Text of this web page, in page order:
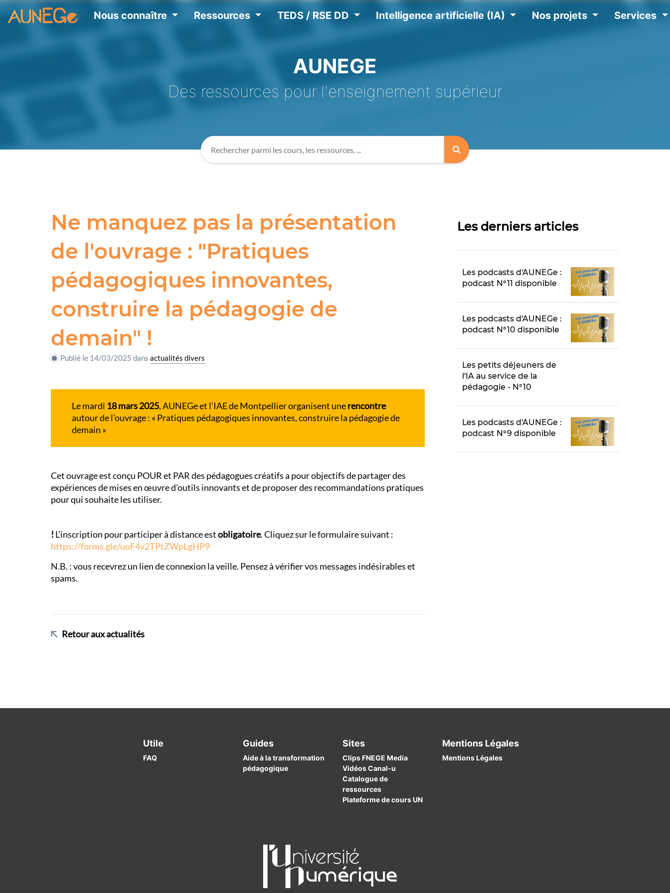
Nous connaître Ressources TEDS / RSE DD Intelligence artificielle (IA) Nos projets Services
AUNEGE
Des ressources pour l'enseignement supérieur
Ne manquez pas la présentation
de l'ouvrage : "Pratiques
pédagogiques innovantes,
construire la pédagogie de
demain" !
Publié le 14/03/2025 dans actualités divers
Le mardi 18 mars 2025, AUNEGe et l’IAE de Montpellier organisent unerencontre
autour de l’ouvrage : « Pratiques pédagogiques innovantes, construire la pédagogie de
demain »
Cet ouvrage est conçu POUR et PAR des pédagogues créatifs a pour objectifs de partager des
expériences de mises en œuvre d’outils innovants et de proposer des recommandations pratiques
pour qui souhaite les utiliser.
! L’inscription pour participer à distance estobligatoire. Cliquez sur le formulaire suivant :
https://forms.gle/uoF4v2TPtZWpLgHP9
N.B. : vous recevrez un lien de connexion la veille. Pensez à vérifier vos messages indésirables et
spams.
Les derniers articles
Les podcasts d'AUNEGe :
podcast N°11 disponible
Les podcasts d'AUNEGe :
podcast N°10 disponible
Les petits déjeuners de
l'IA au service de la
pédagogie - N°10
Les podcasts d'AUNEGe :
podcast N°9 disponible
Retour aux actualités
Utile
FAQ
Guides
Aide à la transformation
pédagogique
Sites
Clips FNEGE Media
Vidéos Canal-u
Catalogue de
ressources
Plateforme de cours UN
Mentions Légales
Mentions Légales